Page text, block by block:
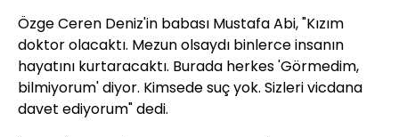
Özge Ceren Deniz'in babası Mustafa Abi, "Kızım
doktor olacaktı. Mezun olsaydı binlerce insanın
hayatını kurtaracaktı. Burada herkes 'Görmedim,
bilmiyorum' diyor. Kimsede suç yok. Sizleri vicdana
davet ediyorum" dedi.